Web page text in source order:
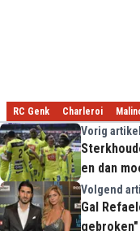
RC Genk Charleroi
Vorig artikel
en dan
Volgend
Gal
gebroken"